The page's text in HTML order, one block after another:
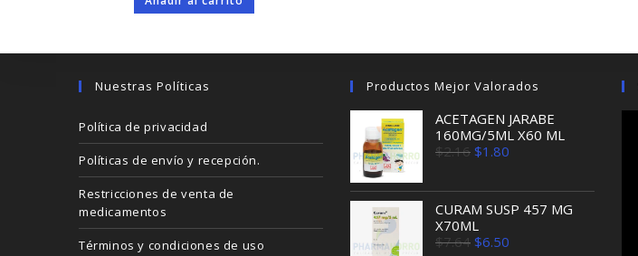
era:
$11.15.
es:
$8.90.
Nuestras Políticas
Política de privacidad
Políticas de envío y recepción.
Restricciones de venta de
medicamentos
Términos y condiciones de uso
Productos Mejor Valorados
ACETAGEN JARABE
160MG/5ML X60 ML
$2.16 El
precio
era:
$2.16.
$1.80
es:
$1.80.
CURAM SUSP 457 MG
X70ML
$7.64 El
$6.50